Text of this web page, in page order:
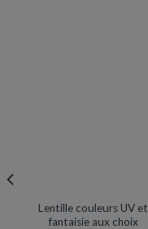
Lentille couleurs UV et
fantaisie aux choix